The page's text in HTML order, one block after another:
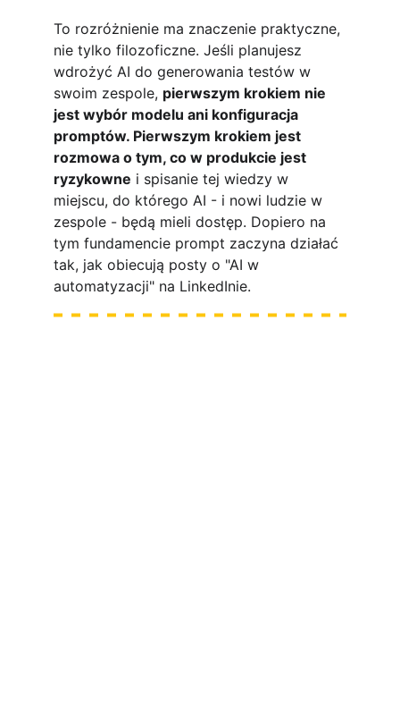
To rozróżnienie ma znaczenie praktyczne,
nie tylko filozoficzne. Jeśli planujesz
wdrożyć AI do generowania testów w
swoim zespole, pierwszym krokiem nie
jest wybór modelu ani konfiguracja
promptów. Pierwszym krokiem jest
rozmowa o tym, co w produkcie jest
ryzykowne i spisanie tej wiedzy w
miejscu, do którego AI - i nowi ludzie w
zespole - będą mieli dostęp. Dopiero na
tym fundamencie prompt zaczyna działać
tak, jak obiecują posty o "AI w
automatyzacji" na LinkedInie.